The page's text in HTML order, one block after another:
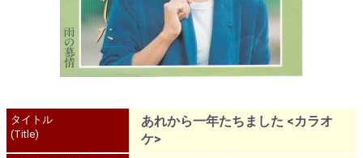
タイトル
(Title)
あれから一年たちました <カラオ
ケ>